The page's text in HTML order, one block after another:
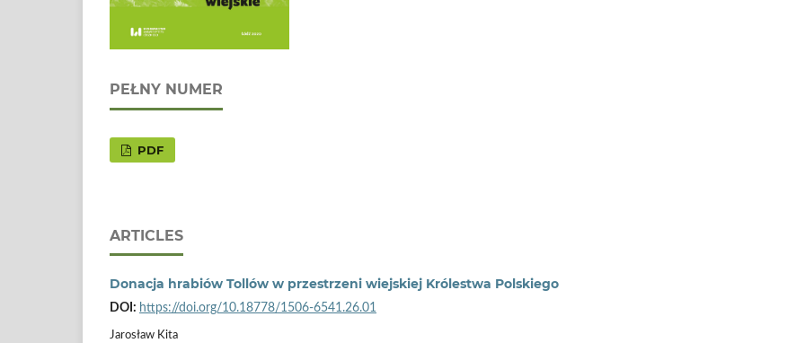
PEŁNY NUMER
PDF
ARTICLES
Donacja hrabiów Tollów w przestrzeni wiejskiej Królestwa Polskiego
DOI: https://doi.org/10.18778/1506-6541.26.01
Jarosław Kita